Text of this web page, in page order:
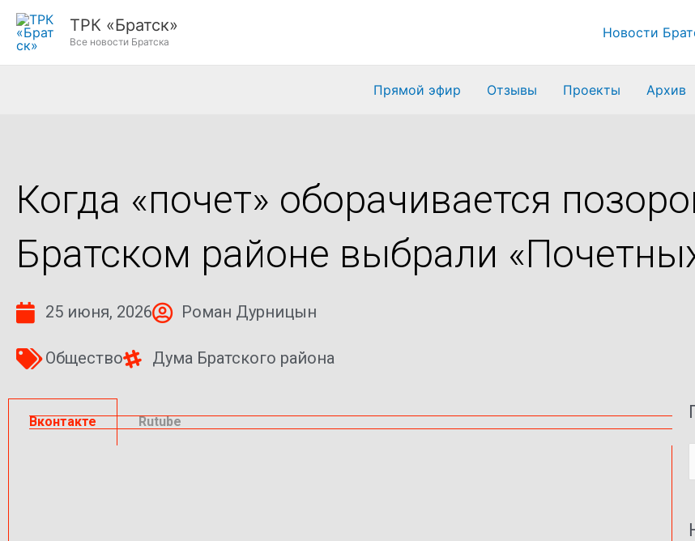
Перейти
ТРК «Братск»
Все новости Братска
Новости
Прямой эфир Отзывы Проекты Архив
Когда «почет» оборачивается
Братском районе выбрали
25 июня, 2026 Роман Дурницын
Общество Дума Братского района
Вконтакте Rutube